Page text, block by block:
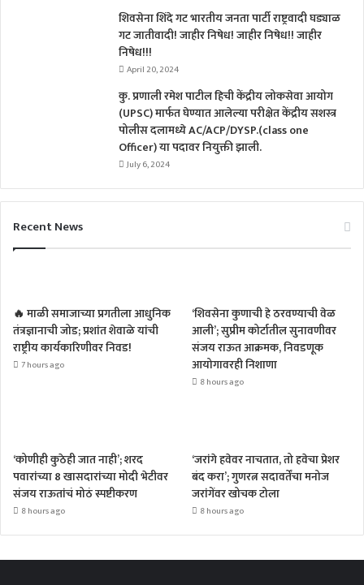
शिवसेना शिंदे गट भारतीय जनता पार्टी राष्ट्रवादी घड्याळ
गट जातीवादी! जाहीर निषेध! जाहीर निषेध!! जाहीर
निषेध!!!
April 20, 2024
कु. प्रणाली रमेश पाटील हिची केंद्रीय लोकसेवा आयोग
(UPSC) मार्फत घेण्यात आलेल्या परीक्षेत केंद्रीय सशस्त्र
पोलीस दलामध्ये AC/ACP/DYSP.(class one
Officer) या पदावर नियुक्ती झाली.
July 6, 2024
Recent News
🔥 माळी समाजाच्या प्रगतीला आधुनिक
तंत्रज्ञानाची जोड; प्रशांत शेवाळे यांची
राष्ट्रीय कार्यकारिणीवर निवड!
7 hours ago
‘शिवसेना कुणाची हे ठरवण्याची वेळ
आली’; सुप्रीम कोर्टातील सुनावणीवर
संजय राऊत आक्रमक, निवडणूक
आयोगावरही निशाणा
8 hours ago
‘कोणीही कुठेही जात नाही’; शरद
पवारांच्या 8 खासदारांच्या मोदी भेटीवर
संजय राऊतांचं मोठं स्पष्टीकरण
8 hours ago
‘जरांगे हवेवर नाचतात, तो हवेचा प्रेशर
बंद करा’; गुणरत्न सदावर्तेंचा मनोज
जरांगेंवर खोचक टोला
8 hours ago